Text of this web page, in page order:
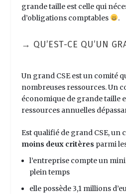
grande taille est celle qui
d’obligations comptables
.
→ QU’EST-CE QU’UN
Un grand CSE est un comité
nombreuses ressources. Un
économique de grande taille
ressources annuelles
Est qualifié de grand CSE, un
moins deux critères parmi
l’entreprise compte un
plein temps
elle possède 3,1 millions